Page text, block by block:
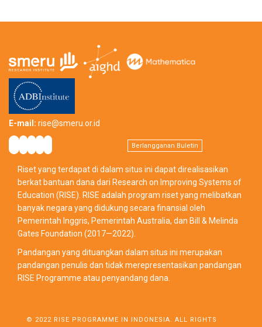
E-mail: rise@smeru.or.id
Berlangganan Buletin
Riset yang terdapat di dalam situs ini dapat direalisasikan
berkat bantuan dana dari Research on Improving Systems of
Education (RISE). RISE adalah program riset yang melibatkan
banyak negara yang didukung secara finansial oleh
Pemerintah Inggris, Pemerintah Australia, dan Bill & Melinda
Gates Foundation (2017—2022).
Pandangan yang dituangkan dalam situs ini merupakan
pandangan penulis dan tidak merepresentasikan pandangan
RISE Programme atau penyandang dana.
© 2022 RISE PROGRAMME IN INDONESIA. ALL RIGHTS